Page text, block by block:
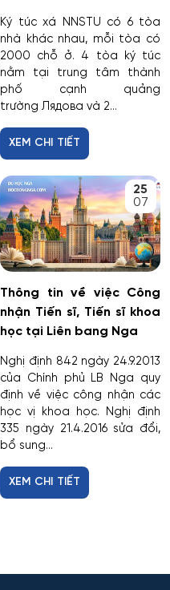
Ký túc xá NNSTU có 6 tòa
nhà khác nhau, mỗi tòa có
2000 chỗ ở. 4 tòa ký túc
nằm tại trung tâm thành
phố cạnh quảng
trường Лядова và 2...
XEM CHI TIẾT
25
07
Thông tin về việc Công
nhận Tiến sĩ, Tiến sĩ khoa
học tại Liên bang Nga
Nghị định 842 ngày 24.9.2013
của Chính phủ LB Nga quy
định về việc công nhận các
học vị khoa học. Nghị định
335 ngày 21.4.2016 sửa đổi,
bổ sung...
XEM CHI TIẾT